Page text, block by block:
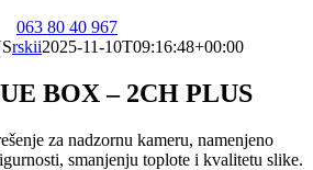
063 80 40 967
rskii2025-11-10T09:16:48+00:00
BOX – 2CH PLUS
za nadzornu kameru, namenjeno
smanjenju toplote i kvalitetu slike.